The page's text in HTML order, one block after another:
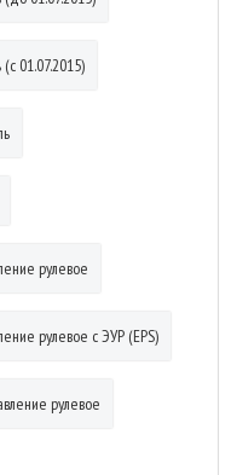
(с 01.07.2015)
рулевое
рулевое с ЭУР (EPS)
рулевое